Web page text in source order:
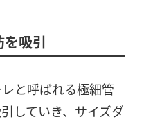
吸引
と呼ばれる極細管
していき、サイズダ